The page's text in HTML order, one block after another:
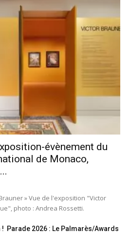
évènement du
de Monaco,
» Vue de l'exposition "Victor
photo : Andrea Rossetti.
! Parade 2026 : Le Palmarès/Awards